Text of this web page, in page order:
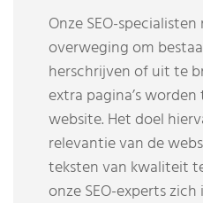
Onze SEO-
overweging om
herschrijven of uit te
extra pagina’s
website. Het doel
relevantie van de
teksten van kwaliteit
onze SEO-experts